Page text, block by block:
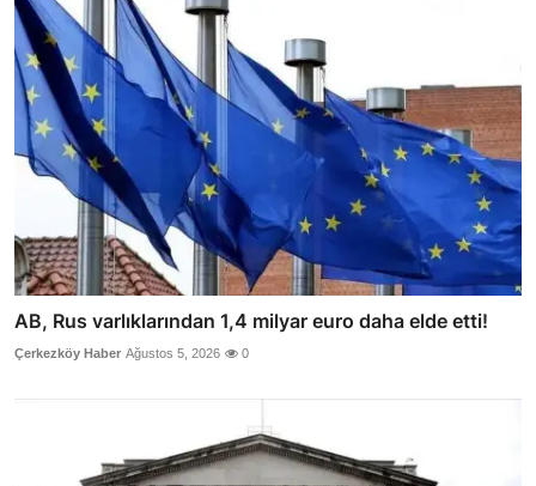
AB, Rus varlıklarından 1,4 milyar euro daha elde etti!
Çerkezköy Haber Ağustos 5, 2026 0